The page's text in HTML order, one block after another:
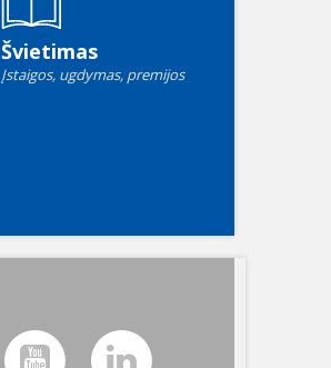
Švietimas
Įstaigos, ugdymas, premijos